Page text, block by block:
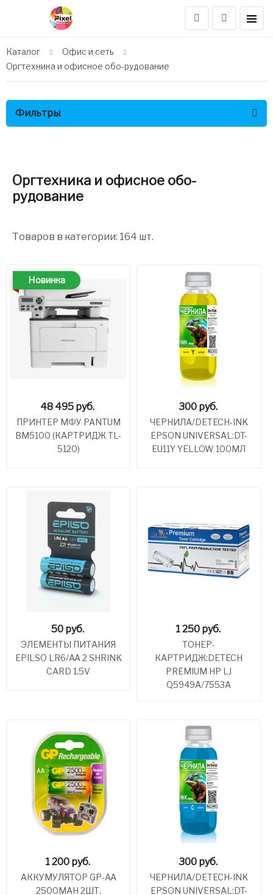
Каталог
Офис и сеть
Оргтехника и офисное обо-рудование
Фильтры
Оргтехника и офисное обо-
рудование
Товаров в категории: 164 шт.
Новинка
48 495 руб.
ПРИНТЕР МФУ PANTUM
BM5100 (КАРТРИДЖ TL-
5120)
300 руб.
ЧЕРНИЛА/DETECH-INK
EPSON UNIVERSAL:DT-
EU11Y YELLOW 100МЛ
50 руб.
ЭЛЕМЕНТЫ ПИТАНИЯ
EPILSO LR6/AA 2 SHRINK
CARD 1.5V
1 250 руб.
ТОНЕР-
КАРТРИДЖ:DETECH
PREMIUM НР LJ
Q5949A/7553A
1 200 руб.
АККУМУЛЯТОР GP-AA
2500MAH 2ШТ.
300 руб.
ЧЕРНИЛА/DETECH-INK
EPSON UNIVERSAL:DT-